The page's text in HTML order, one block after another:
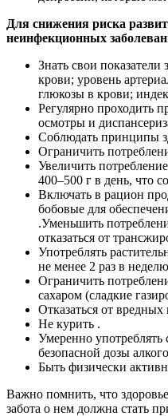
Для снижения риска
неинфекционных
Знать свои показатели
крови; уровень
глюкозы в крови;
Регулярно проходить
осмотры и
Соблюдать принципы
Ограничить
Увеличить
400–500 г в день, что
Включать в рацион
бобовые для
.Уменьшить
отказаться от
Употреблять
не менее 2 раз в
Ограничить
сахаром (сладкие
Отказаться от
Не курить .
Умеренно
безопасной дозы
Быть физически
Важно помнить, что
забота о нем должна стать